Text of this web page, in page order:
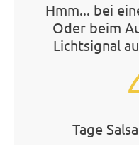
Hmm... bei
Oder beim
Lichtsignal
Tage